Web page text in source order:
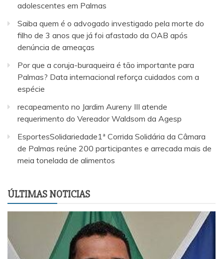
adolescentes em Palmas
Saiba quem é o advogado investigado pela morte do
filho de 3 anos que já foi afastado da OAB após
denúncia de ameaças
Por que a coruja-buraqueira é tão importante para
Palmas? Data internacional reforça cuidados com a
espécie
recapeamento no Jardim Aureny III atende
requerimento do Vereador Waldsom da Agesp
EsportesSolidariedade1ª Corrida Solidária da Câmara
de Palmas reúne 200 participantes e arrecada mais de
meia tonelada de alimentos
ÚLTIMAS NOTICIAS